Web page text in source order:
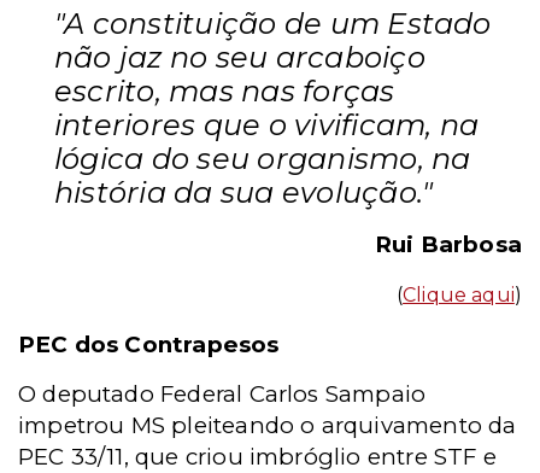
"A constituição de um Estado
não jaz no seu arcaboiço
escrito, mas nas forças
interiores que o vivificam, na
lógica do seu organismo, na
história da sua evolução."
Rui Barbosa
(Clique aqui)
PEC dos Contrapesos
O deputado Federal Carlos Sampaio
impetrou MS pleiteando o arquivamento da
PEC 33/11, que criou imbróglio entre STF e